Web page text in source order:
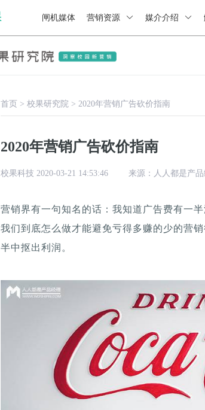
闸机媒体 营销资源 媒介介绍
首页 > 校果研究院 > 2020年营销广告砍价指南
2020年营销广告砍价指南
校果科技 2020-03-21 14:53:46 来源：人人都是产
营销界有一句知名的话：我知道广告费有一
我们到底怎么做才能避免亏得多赚的少的营
半中抠出利润。